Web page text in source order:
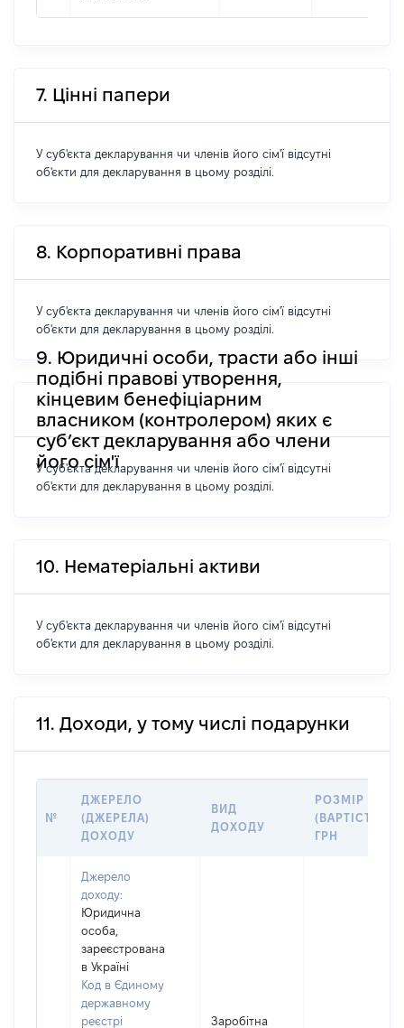
7. Цінні папери
У суб'єкта декларування чи членів його сім'ї відсутні
об'єкти для декларування в цьому розділі.
8. Корпоративні права
У суб'єкта декларування чи членів його сім'ї відсутні
об'єкти для декларування в цьому розділі.
9. Юридичні особи, трасти або інші
подібні правові утворення,
кінцевим бенефіціарним
власником (контролером) яких є
суб’єкт декларування або члени
його сім'ї
У суб'єкта декларування чи членів його сім'ї відсутні
об'єкти для декларування в цьому розділі.
10. Нематеріальні активи
У суб'єкта декларування чи членів його сім'ї відсутні
об'єкти для декларування в цьому розділі.
11. Доходи, у тому числі подарунки
№
ДЖЕРЕЛО
(ДЖЕРЕЛА)
ДОХОДУ
ВИД
ДОХОДУ
РОЗМІР
(ВАРТІСТЬ),
ГРН
Джерело
доходу:
Юридична
особа,
зареєстрована
в Україні
Код в Єдиному
державному
реєстрі
Заробітна